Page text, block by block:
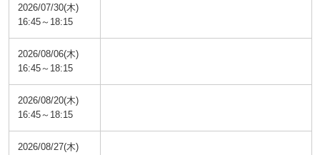
2026/07/30(木)
16:45～18:15
2026/08/06(木)
16:45～18:15
2026/08/20(木)
16:45～18:15
2026/08/27(木)